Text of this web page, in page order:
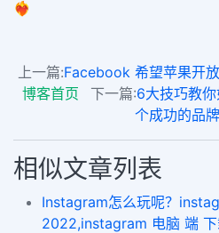
❤️‍🔥
上一篇:Facebook 希望苹果开
博客首页
下一篇:6大技巧教
个成功的品牌
相似文章列表
Instagram怎么玩呢？
2022,instagram 电脑 端